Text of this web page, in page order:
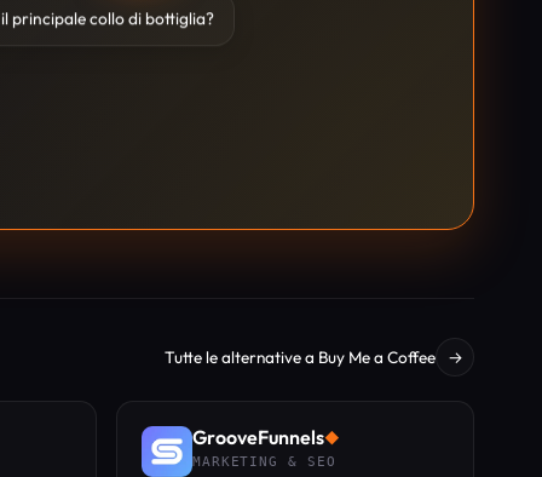
principale collo di bottiglia?
Tutte le alternative a Buy Me a Coffee →
GrooveFunnels◆
MARKETING & SEO